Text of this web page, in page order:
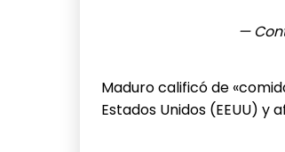
—
Maduro calificó de
Estados Unidos (EEUU) y